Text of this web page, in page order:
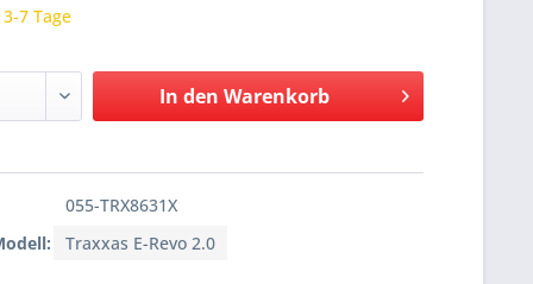
7 Tage
In den Warenkorb
055-TRX8631X
Traxxas E-Revo 2.0